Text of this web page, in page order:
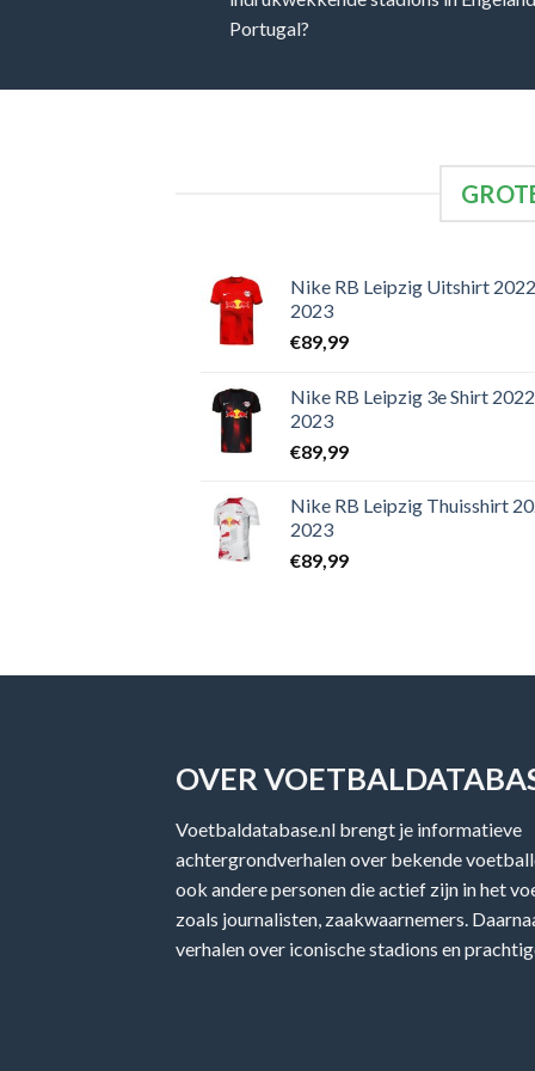
Portugal?
Nike RB Leipzig Uitshirt
2023
€89,99
Nike RB Leipzig 3e Shirt
2023
€89,99
Nike RB Leipzig Thuisshirt
2023
€89,99
OVER
Voetbaldatabase.nl brengt je informatieve
achtergrondverhalen over bekende
ook andere personen die actief zijn in het
zoals journalisten, zaakwaarnemers.
verhalen over iconische stadions en